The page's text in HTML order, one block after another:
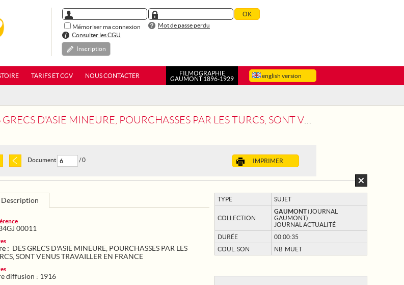
Mémoriser ma connexion
Mot de passe perdu
Consulter les CGU
Inscription
english version
TARIFS ET CGV NOUS CONTACTER
FILMOGRAPHIE
GAUMONT 1896-1929
MINEURE, POURCHASSES PAR LES TURCS, SONT VENUS TRAVAILLER EN FRANCE
IMPRIMER
Document / 0
TYPE SUJET
COLLECTION
GAUMONT(JOURNAL
GAUMONT)
JOURNAL ACTUALITÉ
DURÉE
00:00:35
COUL. SON
NB MUET
Description
00011
: DES GRECS D'ASIE MINEURE, POURCHASSES PAR LES
SONT VENUS TRAVAILLER EN FRANCE
diffusion : 1916